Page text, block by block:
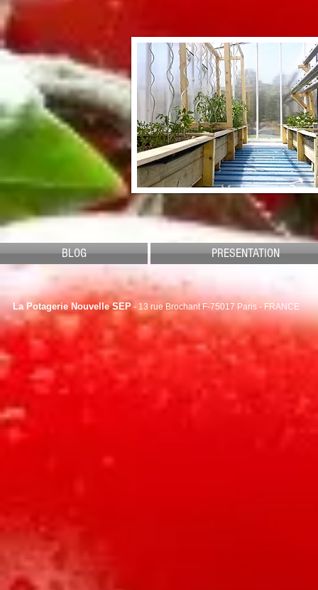
BLOG PRESENTATION
La Potagerie Nouvelle SEP - 13 rue Brochant F-75017 Paris - FRANCE